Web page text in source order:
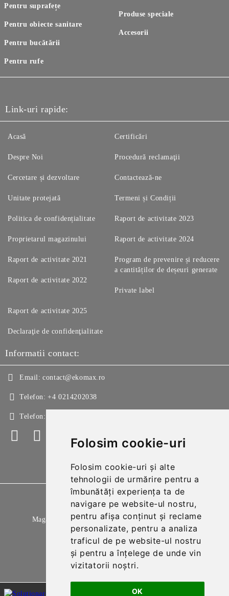
Folosim cookie-uri
Folosim cookie-uri și alte
tehnologii de urmărire pentru a
îmbunătăți experiența ta de
navigare pe website-ul nostru,
pentru afișa conținut și reclame
personalizate, pentru a analiza
traficul de pe website-ul nostru
și pentru a înțelege de unde vin
vizitatorii noștri.
OK
Pentru suprafețe
Pentru obiecte sanitare
Pentru bucătării
Pentru rufe
Produse speciale
Accesorii
Link-uri rapide:
Acasă
Despre Noi
Cercetare și dezvoltare
Unitate protejată
Certificări
Procedură reclamaţii
Contactează-ne
Termeni și Condiții
Politica de confidențialitate
Proprietarul magazinului
Raport de activitate 2021
Raport de activitate 2022
Raport de activitate 2023
Raport de activitate 2024
Program de prevenire și reducere
a cantităților de deșeuri generate
Private label
Raport de activitate 2025
Declaraţie de confidenţialitate
Informatii contact:
Email: contact@ekomax.ro
Telefon: +4 0214202038
Telefon:
Magazinul nostru respecta 100% prevederile GDPR.
Citeste politica de confidentialitate
Informatiile mele personale